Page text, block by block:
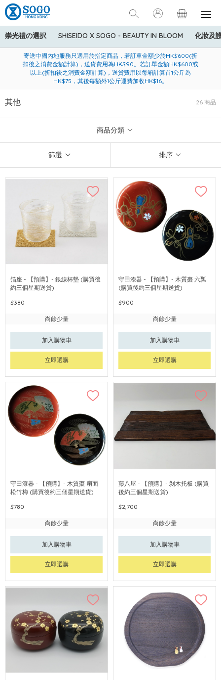
崇光禮の選択 SHISEIDO X SOGO - BEAUTY IN BLOOM 化妝及
美國運通Explorer®信用卡會員購物禮遇：高達5%簽賬回贈！
購買一般貨品(冷凍食品除外)滿$600，可享免費送貨服務
寄送中國內地服務只適用於指定商品，若訂單金額少於HK$600(折
扣後之消費金額計算)，送貨費用為HK$90。若訂單金額HK$600或
以上(折扣後之消費金額計算)，送貨費用以每箱計算首1公斤為
HK$75，其後每額外1公斤運費加收HK$16。
其他 26 商品
商品分類
篩選 排序
箔座 - 【預購】- 銀線杯墊 (購買後
約三個星期送貨)
$380
尚餘少量
加入購物車
立即選購
守田漆器 - 【預購】- 木質棗 六瓢
(購買後約三個星期送貨)
$900
尚餘少量
加入購物車
立即選購
守田漆器 - 【預購】- 木質棗 扇面
松竹梅 (購買後約三個星期送貨)
$780
尚餘少量
加入購物車
立即選購
藤八屋 - 【預購】- 剝木托板 (購買
後約三個星期送貨)
$2,700
尚餘少量
加入購物車
立即選購